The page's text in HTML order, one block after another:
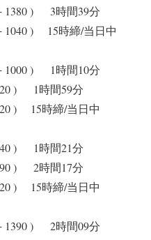
1380 ) 3時間39分
1040 ) 15時締/当日中
1000 ) 1時間10分
) 1時間59分
) 15時締/当日中
) 1時間21分
) 2時間17分
) 15時締/当日中
1390 ) 2時間09分